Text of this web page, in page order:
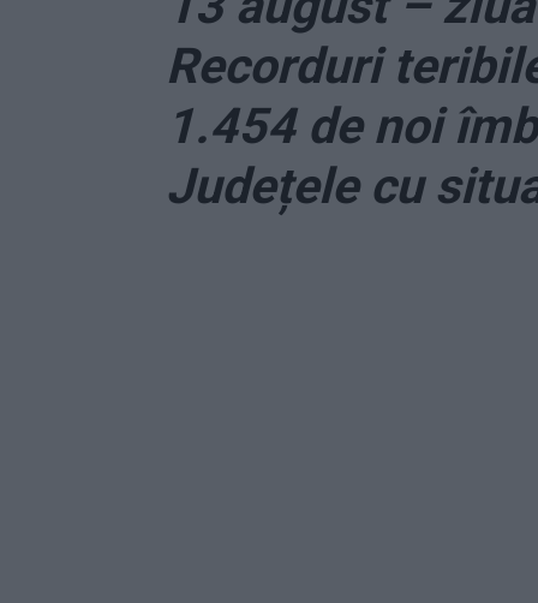
Recorduri
1.454 de noi
Județele cu